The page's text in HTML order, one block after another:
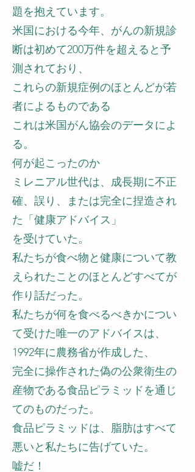
題を抱えています。
米国における今年、がんの新規診
断は初めて200万件を超えると予
測されており、
これらの新規症例のほとんどが若
者によるものである
これは米国がん協会のデータによ
る。
何が起こったのか
ミレニアル世代は、成長期に不正
確、誤り、または完全に捏造され
た「健康アドバイス」
を受けていた。
私たちが食べ物と健康について教
えられたことのほとんどすべてが
作り話だった。
私たちが何を食べるべきかについ
て受けた唯一のアドバイスは、
1992年に農務省が作成した、
完全に操作された偽の公衆衛生の
産物である食品ピラミッドを通じ
てのものだった。
食品ピラミッドは、脂肪はすべて
悪いと私たちに告げていた。
嘘だ！